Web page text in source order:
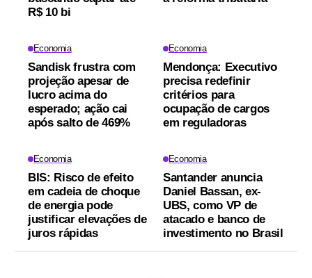
R$ 10 bi
Economia
Sandisk frustra com
projeção apesar de
lucro acima do
esperado; ação cai
após salto de 469%
Economia
Mendonça: Executivo
precisa redefinir
critérios para
ocupação de cargos
em reguladoras
Economia
BIS: Risco de efeito
em cadeia de choque
de energia pode
justificar elevações de
juros rápidas
Economia
Santander anuncia
Daniel Bassan, ex-
UBS, como VP de
atacado e banco de
investimento no Brasil